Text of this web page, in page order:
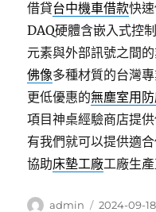
借貸台中機車借款快
DAQ硬體含嵌入式控
元素與外部訊號之間
佛像多種材質的台灣
更低優惠的無塵室用
項目神桌經驗商店​提
有我們就可以提供適
協助床墊工廠工廠生
作
admin
發
2024-09-18